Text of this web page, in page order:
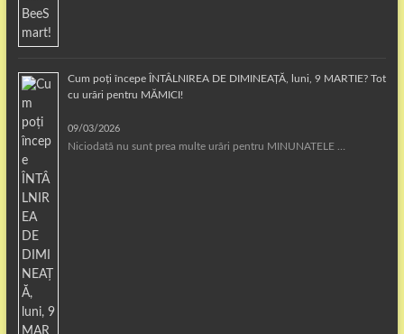
Cum poți începe ÎNTÂLNIREA DE DIMINEAȚĂ, luni, 9 MARTIE? Tot
cu urări pentru MĂMICI!
09/03/2026
Niciodată nu sunt prea multe urări pentru MINUNATELE …